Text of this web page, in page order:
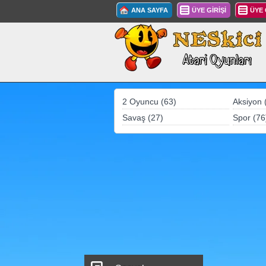
ANA SAYFA ÜYE GİRİŞİ ÜYE
2 Oyuncu (63) Aksiyon
Savaş (27)
Spor